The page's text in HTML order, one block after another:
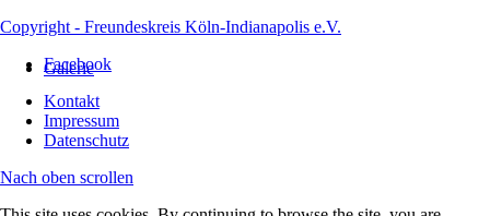
Galerie
Copyright - Freundeskreis Köln-Indianapolis e.V.
Facebook
Kontakt
Impressum
Datenschutz
Nach oben scrollen